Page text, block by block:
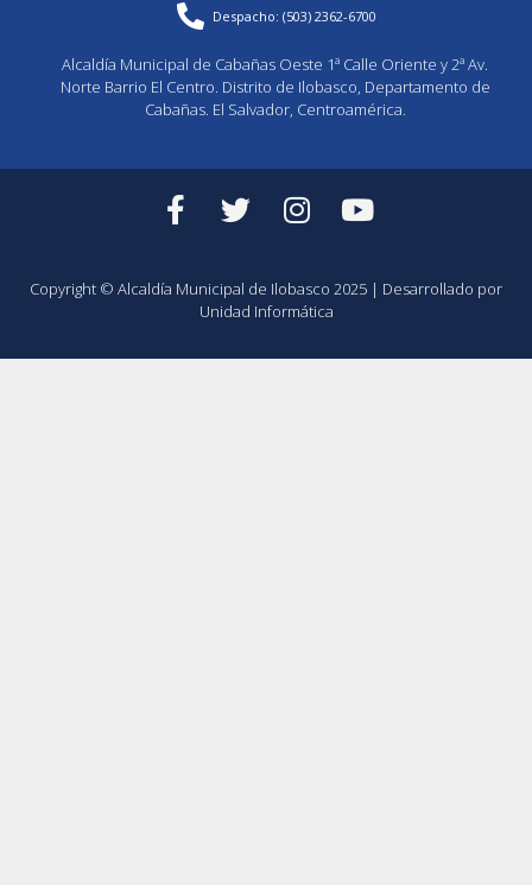
Despacho: (503) 2362-6700
Alcaldía Municipal de Cabañas Oeste 1ª Calle Oriente y 2ª Av.
Norte Barrio El Centro. Distrito de Ilobasco, Departamento de
Cabañas. El Salvador, Centroamérica.
Copyright © Alcaldía Municipal de Ilobasco 2025 | Desarrollado por
Unidad Informática